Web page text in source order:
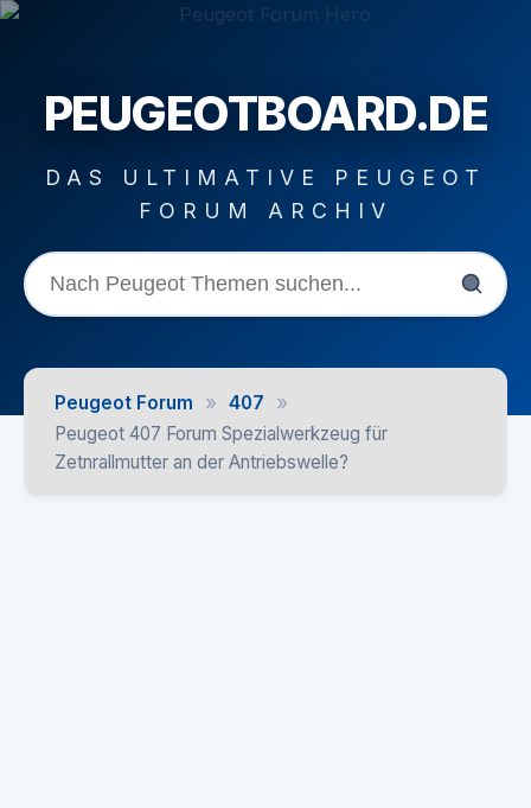
PEUGEOTBOARD.DE
DAS ULTIMATIVE PEUGEOT
FORUM ARCHIV
Peugeot Forum » 407 »
Peugeot 407 Forum Spezialwerkzeug für
Zetnrallmutter an der Antriebswelle?